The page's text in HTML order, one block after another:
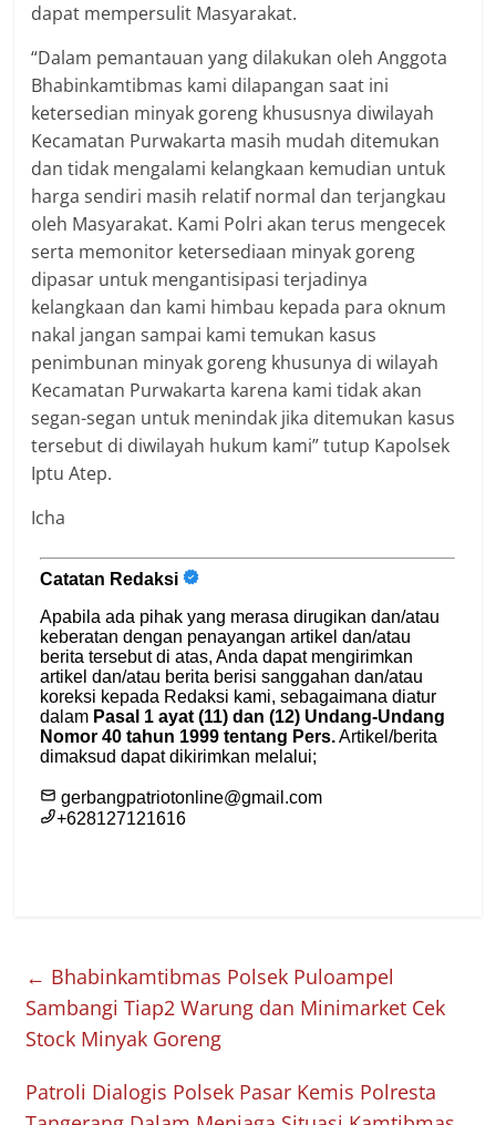
dapat mempersulit Masyarakat.
“Dalam pemantauan yang dilakukan oleh Anggota
Bhabinkamtibmas kami dilapangan saat ini
ketersedian minyak goreng khususnya diwilayah
Kecamatan Purwakarta masih mudah ditemukan
dan tidak mengalami kelangkaan kemudian untuk
harga sendiri masih relatif normal dan terjangkau
oleh Masyarakat. Kami Polri akan terus mengecek
serta memonitor ketersediaan minyak goreng
dipasar untuk mengantisipasi terjadinya
kelangkaan dan kami himbau kepada para oknum
nakal jangan sampai kami temukan kasus
penimbunan minyak goreng khusunya di wilayah
Kecamatan Purwakarta karena kami tidak akan
segan-segan untuk menindak jika ditemukan kasus
tersebut di diwilayah hukum kami” tutup Kapolsek
Iptu Atep.
Icha
← Bhabinkamtibmas Polsek Puloampel
Sambangi Tiap2 Warung dan Minimarket Cek
Stock Minyak Goreng
Patroli Dialogis Polsek Pasar Kemis Polresta